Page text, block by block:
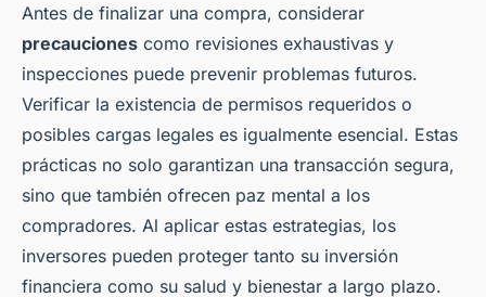
Antes de finalizar una compra, considerar
precauciones como revisiones exhaustivas y
inspecciones puede prevenir problemas futuros.
Verificar la existencia de permisos requeridos o
posibles cargas legales es igualmente esencial. Estas
prácticas no solo garantizan una transacción segura,
sino que también ofrecen paz mental a los
compradores. Al aplicar estas estrategias, los
inversores pueden proteger tanto su inversión
financiera como su salud y bienestar a largo plazo.